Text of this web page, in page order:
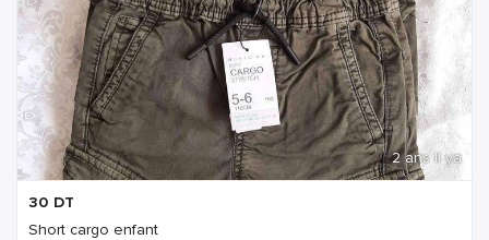
2 ans Il ya
30 DT
Short cargo enfant